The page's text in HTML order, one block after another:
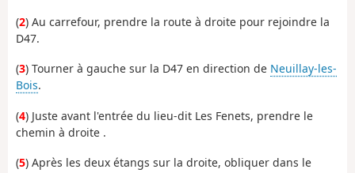
(2) Au carrefour, prendre la route à droite pour rejoindre la
D47.
(3) Tourner à gauche sur la D47 en direction de Neuillay-les-
Bois.
(4) Juste avant l'entrée du lieu-dit Les Fenets, prendre le
chemin à droite .
(5) Après les deux étangs sur la droite, obliquer dans le